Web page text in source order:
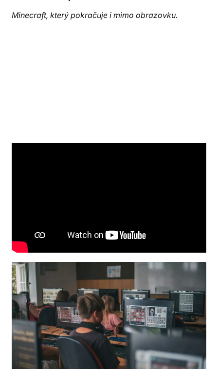
Minecraft, který pokračuje i mimo obrazovku.
výzvami, týmovým stavěním i soutěžemi na
speciálním táborovém serveru.